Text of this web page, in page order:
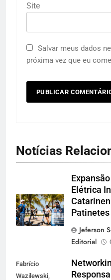
Site
Salvar meus dados
próxima vez que eu
Notícias
Elétrica
Jeferson
Editorial
Fabrício
Wazilewski,